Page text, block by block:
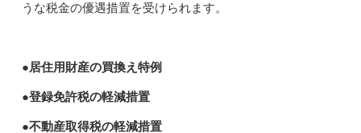
うな税金の優遇措置を受けられます。
●居住用財産の買換え特例
●登録免許税の軽減措置
●不動産取得税の軽減措置